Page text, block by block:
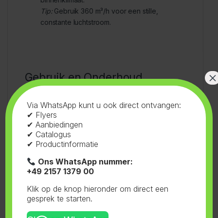
Tip:Gebruik 360 m³/h voor een stille,
constante luchtstroom.
Gebruik en Onderhoud
Sluit een rond luchtkanaal aan (125 mm).
Verbind met een 230 V stroombron (AC,
Selecteer een snelheid (360 of 460 m³/h) via
de schakelaar.
Onderhoudstips:
Via WhatsApp kunt u ook direct ontvangen:
✔ Flyers
✔ Aanbiedingen
✔ Catalogus
✔ Productinformatie
Ons WhatsApp nummer:
+49 2157 1379 00
Klik op de knop hieronder om direct een
gesprek te starten.
×